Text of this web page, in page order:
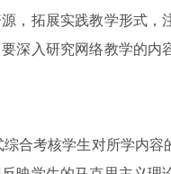
，拓展实践教学形式
深入研究网络教学的
考核学生对所学内容